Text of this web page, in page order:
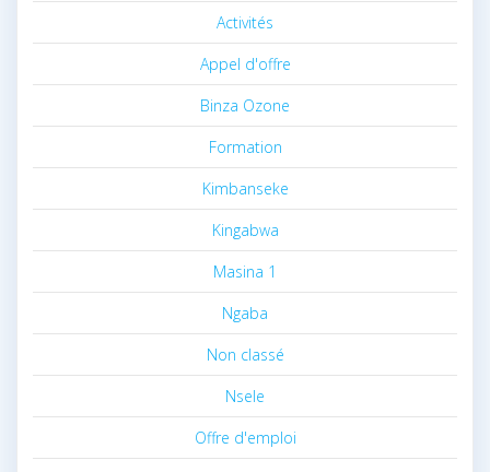
Activités
Appel d'offre
Binza Ozone
Formation
Kimbanseke
Kingabwa
Masina 1
Ngaba
Non classé
Nsele
Offre d'emploi